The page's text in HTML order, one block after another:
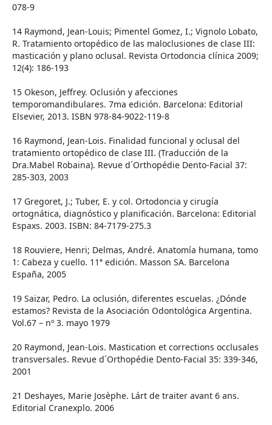
078-9
14 Raymond, Jean-Louis; Pimentel Gomez, I.; Vignolo Lobato,
R. Tratamiento ortopédico de las maloclusiones de clase III:
masticación y plano oclusal. Revista Ortodoncia clínica 2009;
12(4): 186-193
15 Okeson, Jeffrey. Oclusión y afecciones
temporomandibulares. 7ma edición. Barcelona: Editorial
Elsevier, 2013. ISBN 978-84-9022-119-8
16 Raymond, Jean-Lois. Finalidad funcional y oclusal del
tratamiento ortopédico de clase III. (Traducción de la
Dra.Mabel Robaina). Revue d´Orthopédie Dento-Facial 37:
285-303, 2003
17 Gregoret, J.; Tuber, E. y col. Ortodoncia y cirugía
ortognática, diagnóstico y planificación. Barcelona: Editorial
Espaxs. 2003. ISBN: 84-7179-275.3
18 Rouviere, Henri; Delmas, André. Anatomía humana, tomo
1: Cabeza y cuello. 11ª edición. Masson SA. Barcelona
España, 2005
19 Saizar, Pedro. La oclusión, diferentes escuelas. ¿Dónde
estamos? Revista de la Asociación Odontológica Argentina.
Vol.67 – nº 3. mayo 1979
20 Raymond, Jean-Lois. Mastication et corrections occlusales
transversales. Revue d´Orthopédie Dento-Facial 35: 339-346,
2001
21 Deshayes, Marie Josèphe. Lárt de traiter avant 6 ans.
Editorial Cranexplo. 2006